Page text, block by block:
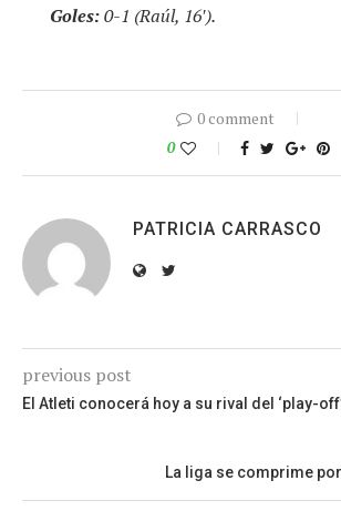
Goles:0-1 (Raúl, 16′).
0 comment
0
PATRICIA CARRASCO
previous post
El Atleti conocerá hoy a su rival del ‘play-
La liga se comprime